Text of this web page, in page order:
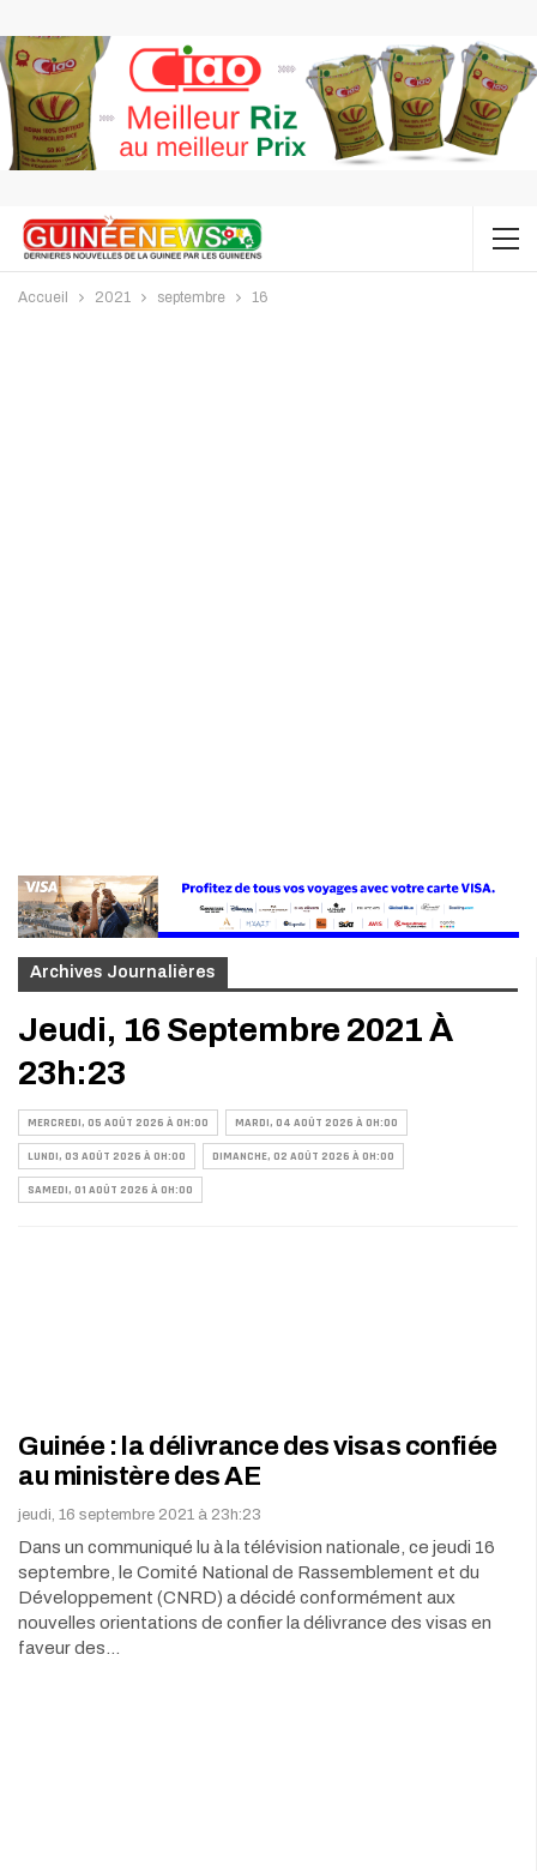
Accueil 2021 septembre 16
Archives Journalières
Jeudi, 16 Septembre 2021 À
23h:23
MERCREDI, 05 AOÛT 2026 À 0H:00 MARDI, 04 AOÛT 2026 À 0H:00
LUNDI, 03 AOÛT 2026 À 0H:00 DIMANCHE, 02 AOÛT 2026 À 0H:00
SAMEDI, 01 AOÛT 2026 À 0H:00
Guinée : la délivrance des visas confiée
au ministère des AE
jeudi, 16 septembre 2021 à 23h:23
Dans un communiqué lu à la télévision nationale, ce jeudi 16
septembre, le Comité National de Rassemblement et du
Développement (CNRD) a décidé conformément aux
nouvelles orientations de confier la délivrance des visas en
faveur des…